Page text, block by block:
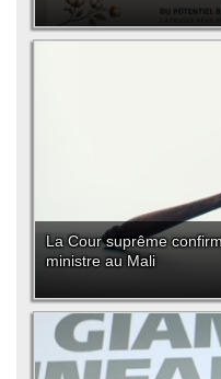
La Cour suprême
ministre au Mali